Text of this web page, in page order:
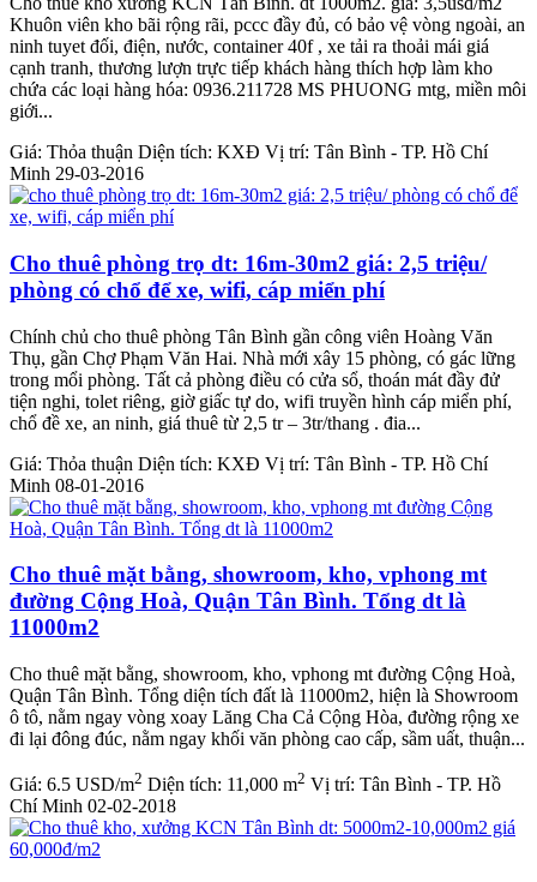
Khuôn viên kho bãi rộng rãi, pccc đầy đủ, có bảo vệ vòng ngoài, an
ninh tuyet đối, điện, nước, container 40f , xe tải ra thoải mái giá
cạnh tranh, thương lượn trực tiếp khách hàng thích hợp làm kho
chứa các loại hàng hóa: 0936.211728 MS PHUONG mtg, miền môi
giới...
Giá: Thỏa thuận Diện tích: KXĐ Vị trí: Tân Bình - TP. Hồ Chí
Minh 29-03-2016
Cho thuê phòng trọ dt: 16m-30m2 giá: 2,5 triệu/
phòng có chổ để xe, wifi, cáp miển phí
Chính chủ cho thuê phòng Tân Bình gần công viên Hoàng Văn
Thụ, gần Chợ Phạm Văn Hai. Nhà mới xây 15 phòng, có gác lững
trong mổi phòng. Tất cả phòng điều có cửa sổ, thoán mát đầy đử
tiện nghi, tolet riêng, giờ giấc tự do, wifi truyền hình cáp miển phí,
chổ đề xe, an ninh, giá thuê từ 2,5 tr – 3tr/thang . đia...
Giá: Thỏa thuận Diện tích: KXĐ Vị trí: Tân Bình - TP. Hồ Chí
Minh 08-01-2016
Cho thuê mặt bằng, showroom, kho, vphong mt
đường Cộng Hoà, Quận Tân Bình. Tổng dt là
11000m2
Cho thuê mặt bằng, showroom, kho, vphong mt đường Cộng Hoà,
Quận Tân Bình. Tổng diện tích đất là 11000m2, hiện là Showroom
ô tô, nằm ngay vòng xoay Lăng Cha Cả Cộng Hòa, đường rộng xe
đi lại đông đúc, nằm ngay khối văn phòng cao cấp, sầm uất, thuận...
Giá: 6.5 USD/m2 Diện tích: 11,000 m2 Vị trí: Tân Bình - TP. Hồ
Chí Minh 02-02-2018